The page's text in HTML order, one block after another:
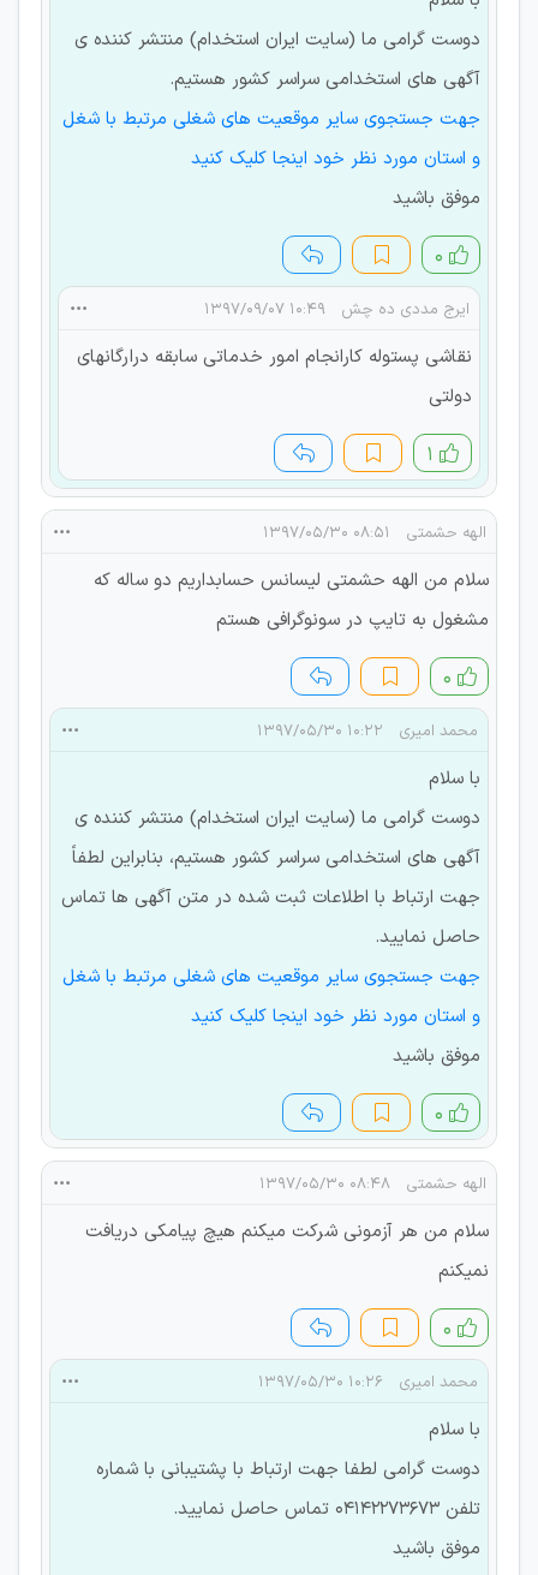
دوست گرامی ما (سایت ایران استخدام) منتشر کننده ی
آگهی های استخدامی سراسر کشور هستیم.
جهت جستجوی سایر موقعیت های شغلی مرتبط با شغل
و استان مورد نظر خود اینجا کلیک کنید
موفق باشید
۰
ایرج مددی ده چش ۱۰:۴۹ ۱۳۹۷/۰۹/۰۷
نقاشی پستوله کارانجام امور خدماتی سابقه درارگانهای
دولتی
۱
الهه حشمتی ۰۸:۵۱ ۱۳۹۷/۰۵/۳۰
سلام من الهه حشمتی لیسانس حسابداریم دو ساله که
مشغول به تایپ در سونوگرافی هستم
۰
محمد امیری ۱۰:۲۲ ۱۳۹۷/۰۵/۳۰
با سلام
دوست گرامی ما (سایت ایران استخدام) منتشر کننده ی
آگهی های استخدامی سراسر کشور هستیم، بنابراین لطفاً
جهت ارتباط با اطلاعات ثبت شده در متن آگهی ها تماس
حاصل نمایید.
جهت جستجوی سایر موقعیت های شغلی مرتبط با شغل
و استان مورد نظر خود اینجا کلیک کنید
موفق باشید
۰
الهه حشمتی ۰۸:۴۸ ۱۳۹۷/۰۵/۳۰
سلام من هر آزمونی شرکت میکنم هیچ پیامکی دریافت
نمیکنم
۰
محمد امیری ۱۰:۲۶ ۱۳۹۷/۰۵/۳۰
با سلام
دوست گرامی لطفا جهت ارتباط با پشتیبانی با شماره
تلفن 04142273673 تماس حاصل نمایید.
موفق باشید